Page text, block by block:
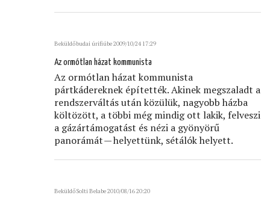
Beküldőbudai úrifiúbe 2009/10/24 17:29
Az ormótlan házat kommunista
Az ormótlan házat kommunista
pártkádereknek építették. Akinek megszaladt a
rendszerváltás után közülük, nagyobb házba
költözött, a többi még mindig ott lakik, felveszi
a gázártámogatást és nézi a gyönyörű
panorámát — helyettünk, sétálók helyett.
BeküldőSolti Belabe 2010/08/16 20:20